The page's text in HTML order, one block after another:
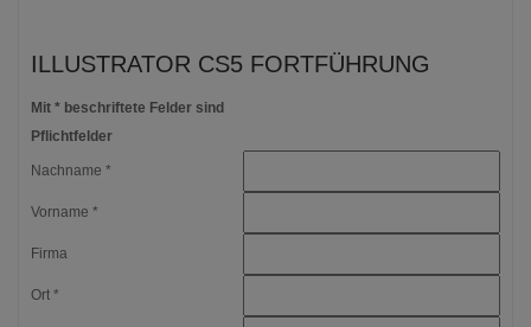
ILLUSTRATOR CS5 FORTFÜHRUNG
Mit * beschriftete Felder sind
Pflichtfelder
Nachname *
Vorname *
Firma
Ort *